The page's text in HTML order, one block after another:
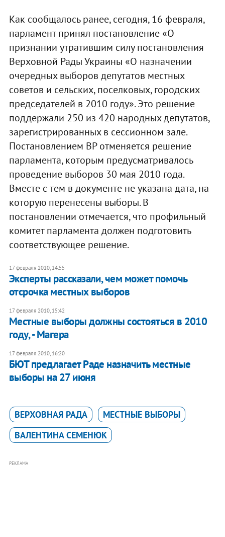
Как сообщалось ранее, сегодня, 16 февраля,
парламент принял постановление «О
признании утратившим силу постановления
Верховной Рады Украины «О назначении
очередных выборов депутатов местных
советов и сельских, поселковых, городских
председателей в 2010 году». Это решение
поддержали 250 из 420 народных депутатов,
зарегистрированных в сессионном зале.
Постановлением ВР отменяется решение
парламента, которым предусматривалось
проведение выборов 30 мая 2010 года.
Вместе с тем в документе не указана дата, на
которую перенесены выборы. В
постановлении отмечается, что профильный
комитет парламента должен подготовить
соответствующее решение.
17 февраля 2010, 14:55
Эксперты рассказали, чем может помочь
отсрочка местных выборов
17 февраля 2010, 15:42
Местные выборы должны состояться в 2010
году, - Магера
17 февраля 2010, 16:20
БЮТ предлагает Раде назначить местные
выборы на 27 июня
ВЕРХОВНАЯ РАДА
МЕСТНЫЕ ВЫБОРЫ
ВАЛЕНТИНА СЕМЕНЮК
РЕКЛАМА